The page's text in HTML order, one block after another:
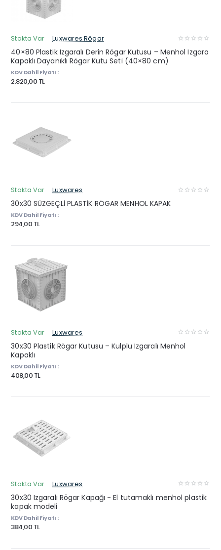
Stokta Var Luxwares Rögar
40×80 Plastik Izgaralı Derin Rögar Kutusu – Menhol Izgara
Kapaklı Dayanıklı Rögar Kutu Seti (40×80 cm)
KDV Dahil Fiyatı :
2.820,00 TL
Stokta Var Luxwares
30x30 SÜZGEÇLİ PLASTİK RÖGAR MENHOL KAPAK
KDV Dahil Fiyatı :
294,00 TL
Stokta Var Luxwares
30x30 Plastik Rögar Kutusu – Kulplu Izgaralı Menhol
Kapaklı
KDV Dahil Fiyatı :
408,00 TL
Stokta Var Luxwares
30x30 Izgaralı Rögar Kapağı - El tutamaklı menhol plastik
kapak modeli
KDV Dahil Fiyatı :
384,00 TL